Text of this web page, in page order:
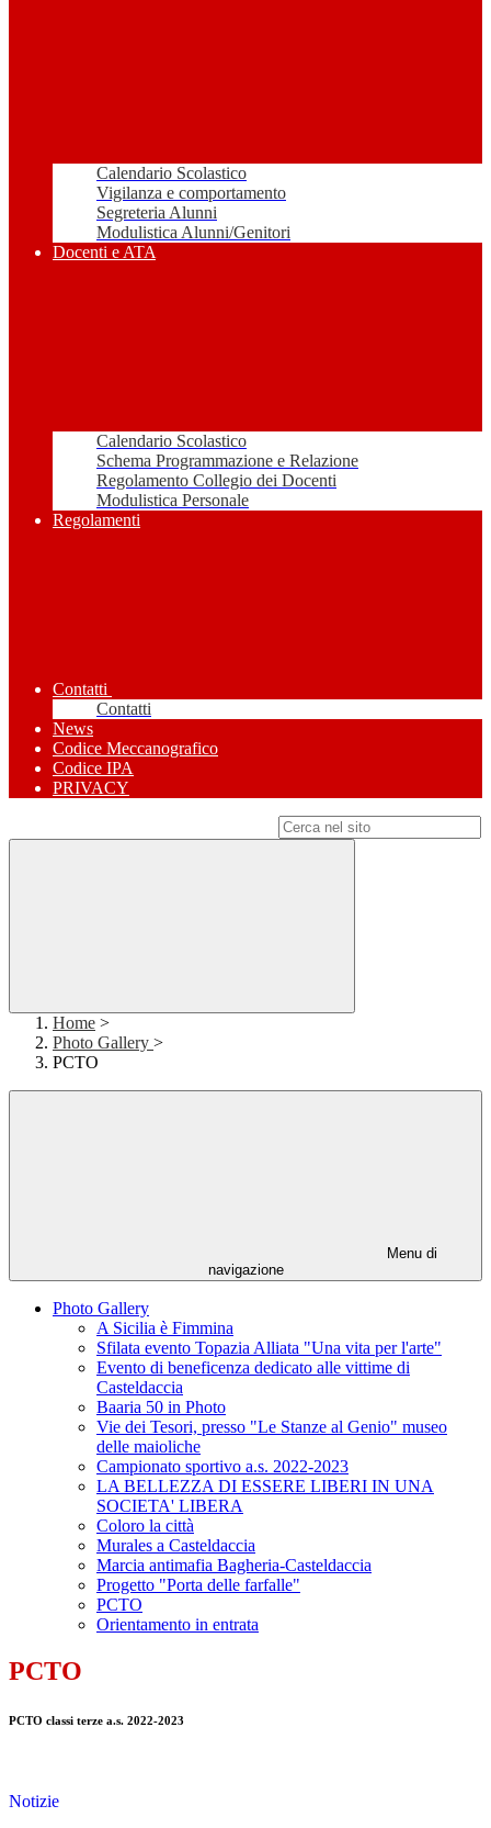
Calendario Scolastico
Vigilanza e comportamento
Segreteria Alunni
Modulistica Alunni/Genitori
Docenti e ATA
Calendario Scolastico
Schema Programmazione e Relazione
Regolamento Collegio dei Docenti
Modulistica Personale
Regolamenti
Contatti
Contatti
News
Codice Meccanografico
Codice IPA
PRIVACY
Home >
Photo Gallery >
PCTO
Menu di
navigazione
Photo Gallery
A Sicilia è Fimmina
Sfilata evento Topazia Alliata "Una vita per l'arte"
Evento di beneficenza dedicato alle vittime di
Casteldaccia
Baaria 50 in Photo
Vie dei Tesori, presso "Le Stanze al Genio" museo
delle maioliche
Campionato sportivo a.s. 2022-2023
LA BELLEZZA DI ESSERE LIBERI IN UNA
SOCIETA' LIBERA
Coloro la città
Murales a Casteldaccia
Marcia antimafia Bagheria-Casteldaccia
Progetto "Porta delle farfalle"
PCTO
Orientamento in entrata
PCTO
PCTO classi terze a.s. 2022-2023
Notizie